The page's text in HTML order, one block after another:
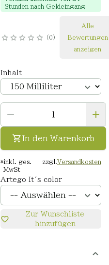
Stunden nach Geldeingang
0
Alle
Bewertungen
anzeigen
Inhalt
In den Warenkorb
*inkl. ges.
MwSt
zzgl. Versandkosten
Artego It´s color
Zur Wunschliste
hinzufügen